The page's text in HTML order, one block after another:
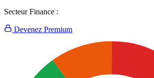
Secteur Finance :
Devenez Premium